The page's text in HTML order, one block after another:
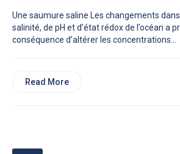
Une saumure saline Les changements
salinité, de pH et d’état rédox de l’océan a
conséquence d’altérer les concentrations...
Read More